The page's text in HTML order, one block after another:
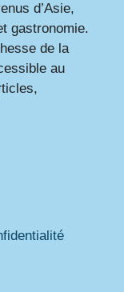
d’Asie,
gastronomie.
de la
au